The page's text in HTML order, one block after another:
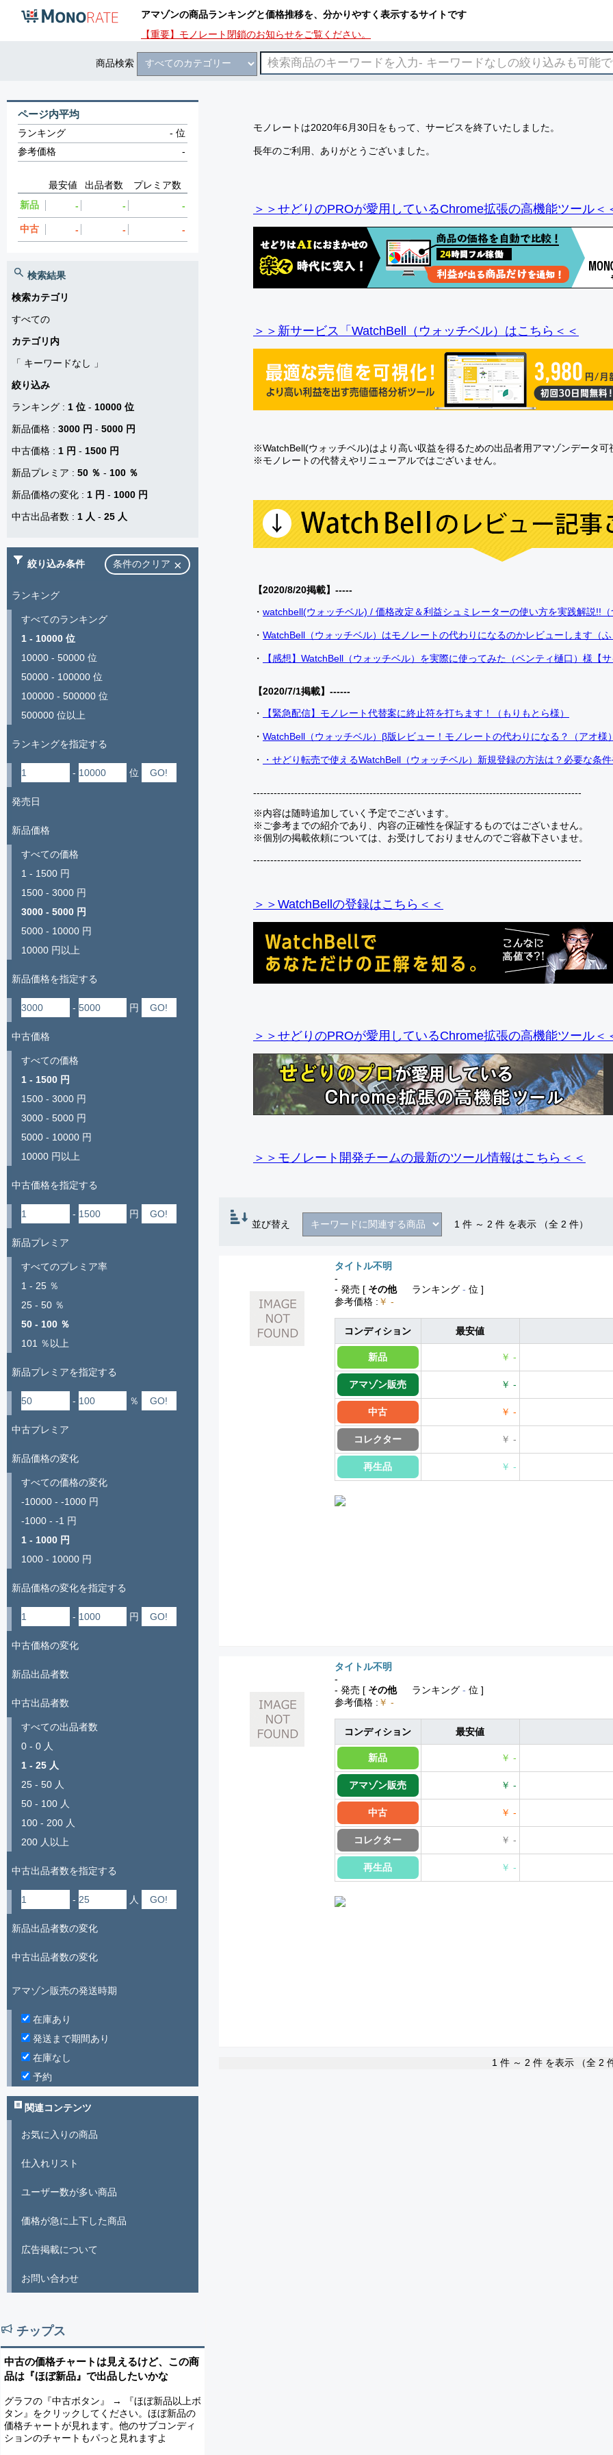
アマゾンの商品ランキングと価格推移を、分かりやすく表示するサイトです
【重要】モノレート閉鎖のお知らせをご覧ください。
商品検索
モノレートは2020年6月30日をもって、サービスを終了いたしました。
長年のご利用、ありがとうございました。
＞＞せどりのPROが愛用しているChrome拡張の高機能ツール＜
＞＞新サービス「WatchBell（ウォッチベル）はこちら＜＜
※WatchBell(ウォッチベル)はより高い収益を得るための出品者用アマゾンデータ可
※モノレートの代替えやリニューアルではございません。
【2020/8/20掲載】-----
・ watchbell(ウォッチベル) / 価格改定＆利益シュミレーターの使い方を実践解説!!
・ WatchBell（ウォッチベル）はモノレートの代わりになるのかレビューします（
・ 【感想】WatchBell（ウォッチベル）を実際に使ってみた（ベンティ樋口）様【
【2020/7/1掲載】------
・
【緊急配信】モノレート代替案に終止符を打ちます！（もりもとら様）
・ WatchBell（ウォッチベル）β版レビュー！モノレートの代わりになる？（アオ様
・ ・せどり転売で使えるWatchBell（ウォッチベル）新規登録の方法は？必要な条
------------------------------------------------------------------------------------------------
※内容は随時追加していく予定でございます。
※ご参考までの紹介であり、内容の正確性を保証するものではございません。
※個別の掲載依頼については、お受けしておりませんのでご容赦下さいませ。
------------------------------------------------------------------------------------------------
＞＞WatchBellの登録はこちら＜＜
＞＞せどりのPROが愛用しているChrome拡張の高機能ツール＜
＞＞モノレート開発チームの最新のツール情報はこちら＜＜
並び替え 1 件 ～ 2 件 を表示 （全 2 件）
タイトル不明
-
- 発売 [ その他 ランキング - 位 ]
参考価格 : ￥ -
コンディション 最安値
新品 ￥ -
アマゾン販売 ￥ -
中古 ￥ -
コレクター ￥ -
再生品 ￥ -
タイトル不明
-
- 発売 [ その他 ランキング - 位 ]
参考価格 : ￥ -
コンディション 最安値
新品 ￥ -
アマゾン販売 ￥ -
中古 ￥ -
コレクター ￥ -
再生品 ￥ -
1 件 ～ 2 件 を表示 （全 2
ページ内平均
ランキング -位
参考価格
-
最安値 出品者数
プレミア数
新品
- - -
中古 - - -
検索結果
検索カテゴリ
すべての
カテゴリ内
「 キーワードなし
」
絞り込み
ランキング : 1 位 - 10000 位
新品価格 : 3000 円 - 5000 円
中古価格 : 1 円 - 1500 円
新品プレミア : 50 ％ - 100 ％
新品価格の変化 : 1 円 - 1000 円
中古出品者数 : 1 人 - 25 人
絞り込み条件 条件のクリア
ランキング
すべてのランキング
1 - 10000 位
10000 - 50000 位
50000 - 100000 位
100000 - 500000 位
500000 位以上
ランキングを指定する
- 位
発売日
新品価格
すべての価格
1 - 1500 円
1500 - 3000 円
3000 - 5000 円
5000 - 10000 円
10000 円以上
新品価格を指定する
- 円
中古価格
すべての価格
1 - 1500 円
1500 - 3000 円
3000 - 5000 円
5000 - 10000 円
10000 円以上
中古価格を指定する
- 円
新品プレミア
すべてのプレミア率
1 - 25 ％
25 - 50 ％
50 - 100 ％
101 ％以上
新品プレミアを指定する
- ％
中古プレミア
新品価格の変化
すべての価格の変化
-10000 - -1000 円
-1000 - -1 円
1 - 1000 円
1000 - 10000 円
新品価格の変化を指定する
- 円
中古価格の変化
新品出品者数
中古出品者数
すべての出品者数
0 - 0 人
1 - 25 人
25 - 50 人
50 - 100 人
100 - 200 人
200 人以上
中古出品者数を指定する
- 人
新品出品者数の変化
中古出品者数の変化
アマゾン販売の発送時期
在庫あり
発送まで期間あり
在庫なし
予約
関連コンテンツ
お気に入りの商品
仕入れリスト
ユーザー数が多い商品
価格が急に上下した商品
広告掲載について
お問い合わせ
チップス
中古の価格チャートは見えるけど、この商
品は『ほぼ新品』で出品したいかな
グラフの『中古ボタン』 → 『ほぼ新品以上ボ
タン』をクリックしてください。ほぼ新品の
価格チャートが見れます。他のサブコンディ
ションのチャートもパっと見れますよ